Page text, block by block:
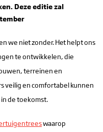
Deze editie zal
we niet zonder. Het helpt ons
te ontwikkelen, die
terreinen en
veilig en comfortabel kunnen
de toekomst.
waarop